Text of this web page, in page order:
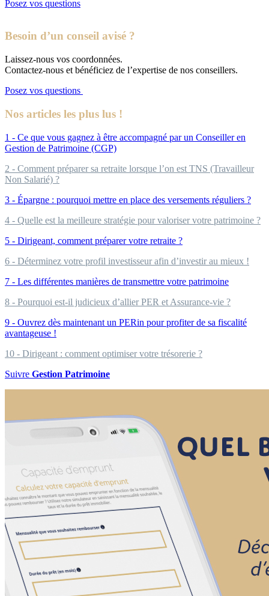
Posez vos questions
Besoin d’un conseil avisé ?
Laissez-nous vos coordonnées.
Contactez-nous et bénéficiez de l’expertise de nos conseillers.
Posez vos questions
Nos articles les plus lus !
1 - Ce que vous gagnez à être accompagné par un Conseiller en
Gestion de Patrimoine (CGP)
2 - Comment préparer sa retraite lorsque l’on est TNS (Travailleur
Non Salarié) ?
3 - Épargne : pourquoi mettre en place des versements réguliers ?
4 - Quelle est la meilleure stratégie pour valoriser votre patrimoine ?
5 - Dirigeant, comment préparer votre retraite ?
6 - Déterminez votre profil investisseur afin d’investir au mieux !
7 - Les différentes manières de transmettre votre patrimoine
8 - Pourquoi est-il judicieux d’allier PER et Assurance-vie ?
9 - Ouvrez dès maintenant un PERin pour profiter de sa fiscalité
avantageuse !
10 - Dirigeant : comment optimiser votre trésorerie ?
Suivre Gestion Patrimoine